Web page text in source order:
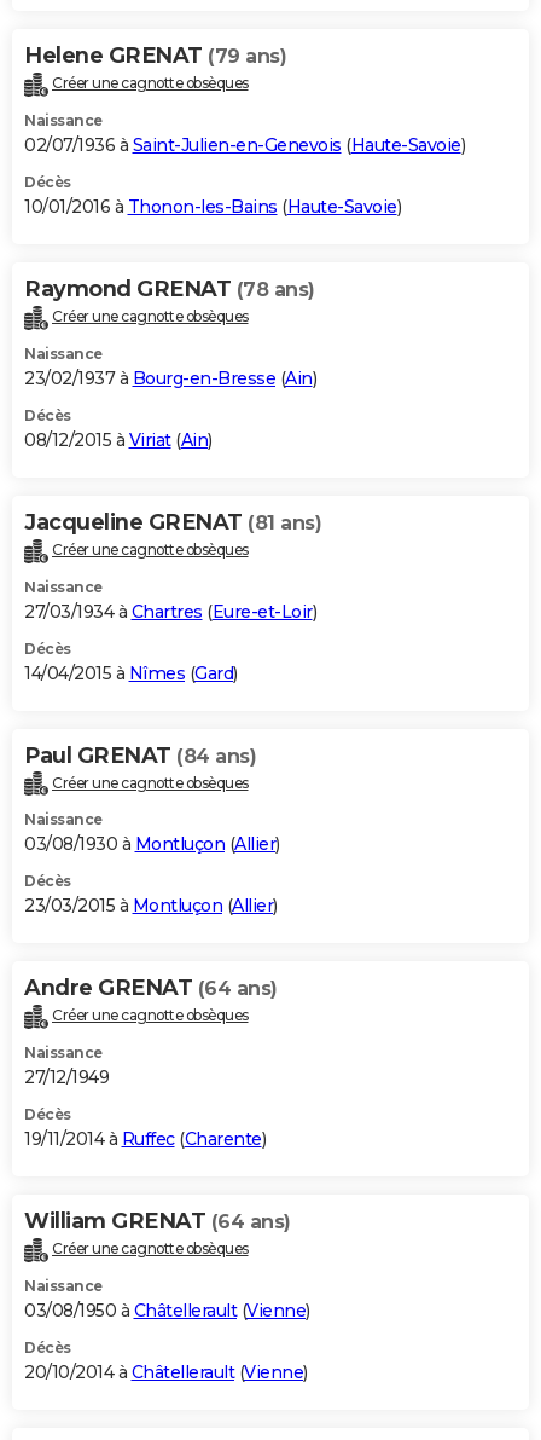
Helene GRENAT (79 ans)
Créer une cagnotte obsèques
Naissance
02/07/1936 à Saint-Julien-en-Genevois (Haute-Savoie)
Décès
10/01/2016 à Thonon-les-Bains (Haute-Savoie)
Raymond GRENAT (78 ans)
Créer une cagnotte obsèques
Naissance
23/02/1937 à Bourg-en-Bresse (Ain)
Décès
08/12/2015 à Viriat(Ain)
Jacqueline GRENAT (81 ans)
Créer une cagnotte obsèques
Naissance
27/03/1934 à Chartres (Eure-et-Loir)
Décès
14/04/2015 à Nîmes (Gard)
Paul GRENAT (84 ans)
Créer une cagnotte obsèques
Naissance
03/08/1930 à Montluçon (Allier)
Décès
23/03/2015 à Montluçon (Allier)
Andre GRENAT (64 ans)
Créer une cagnotte obsèques
Naissance
27/12/1949
Décès
19/11/2014 à Ruffec(Charente)
William GRENAT (64 ans)
Créer une cagnotte obsèques
Naissance
03/08/1950 à Châtellerault(Vienne)
Décès
20/10/2014 à Châtellerault(Vienne)